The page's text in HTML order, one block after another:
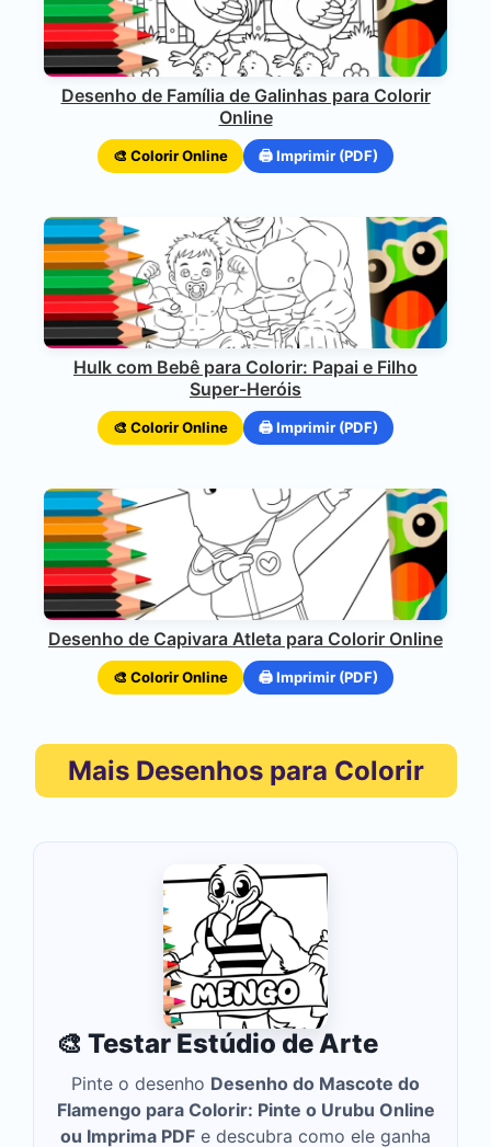
Desenho de Família de Galinhas para Colorir
Online
🎨 Colorir Online 🖨️ Imprimir (PDF)
Hulk com Bebê para Colorir: Papai e Filho
Super-Heróis
🎨 Colorir Online 🖨️ Imprimir (PDF)
Desenho de Capivara Atleta para Colorir Online
🎨 Colorir Online 🖨️ Imprimir (PDF)
Mais Desenhos para Colorir
🎨 Testar Estúdio de Arte
Pinte o desenho Desenho do Mascote do
Flamengo para Colorir: Pinte o Urubu Online
ou Imprima PDF e descubra como ele ganha